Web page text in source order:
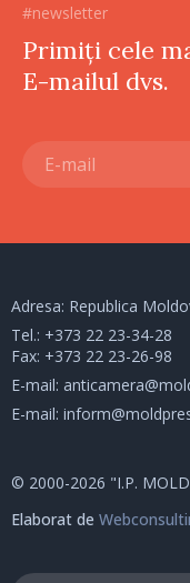
#newsletter
Primiți cele
E-mailul dvs.
Adresa: Republica
Tel.: +373 22 23-34-28
Fax: +373 22 23-26-98
E-mail:
E-mail:
© 2000-2026 "I.P.
Elaborat de